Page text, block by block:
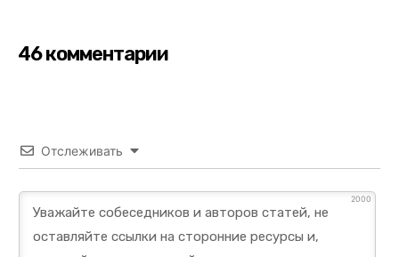
46 комментарии
Отслеживать
2000